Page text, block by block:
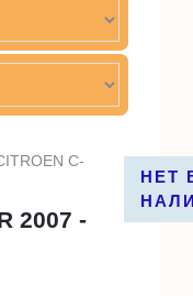
C-
2007 -
НЕТ
НЕТ